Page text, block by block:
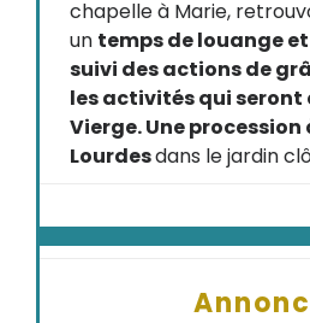
chapelle à Marie,
un temps de louange
suivi des actions de
les activités qui seront
Vierge. Une
Lourdesdans le jardin